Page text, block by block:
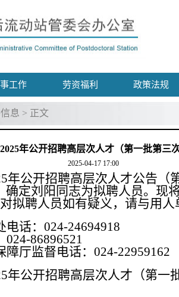
工作 劳资福利 政策法规
息 > 正文
年公开招聘高层次人才（第一批第三
2025-04-17 17:00
年公开招聘高层次人才公告（
定刘阳同志为拟聘人员。现
拟聘人员如有疑义，请与用人
话： 024-24694918
024-86896521
厅监督电话： 024-22959162
年公开招聘高层次人才（第一